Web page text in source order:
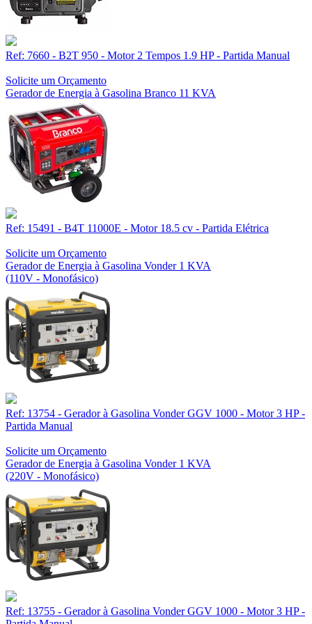
Ref: 7660 - B2T 950 - Motor 2 Tempos 1.9 HP - Partida Manual
Solicite um Orçamento
Gerador de Energia à Gasolina Branco 11 KVA
Ref: 15491 - B4T 11000E - Motor 18.5 cv - Partida Elétrica
Solicite um Orçamento
Gerador de Energia à Gasolina Vonder 1 KVA
(110V - Monofásico)
Ref: 13754 - Gerador à Gasolina Vonder GGV 1000 - Motor 3 HP -
Partida Manual
Solicite um Orçamento
Gerador de Energia à Gasolina Vonder 1 KVA
(220V - Monofásico)
Ref: 13755 - Gerador à Gasolina Vonder GGV 1000 - Motor 3 HP -